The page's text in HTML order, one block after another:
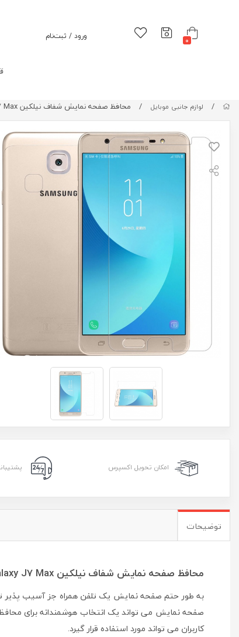
0 ورود / ثبت‌نام
/ لوازم جانبی موبایل / محافظ صفحه نمایش شفاف نیلکین Nillkin Super Clear Screen Protector For Samsung Galaxy J7 Max
امکان تحویل اکسپرس پشتیبانی ۷ روزه ۲۴
توضیحات
محافظ صفحه نمایش شفاف نیلکین Nillkin Super Clear Screen Protector For Samsung Galaxy J7 Max
به طور حتم صفحه نمایش یک تلفن همراه جز آسیب
صفحه نمایش می تواند یک انتخاب هوشمندانه برای
کاربران می تواند مورد استفاده قرار گیرد.